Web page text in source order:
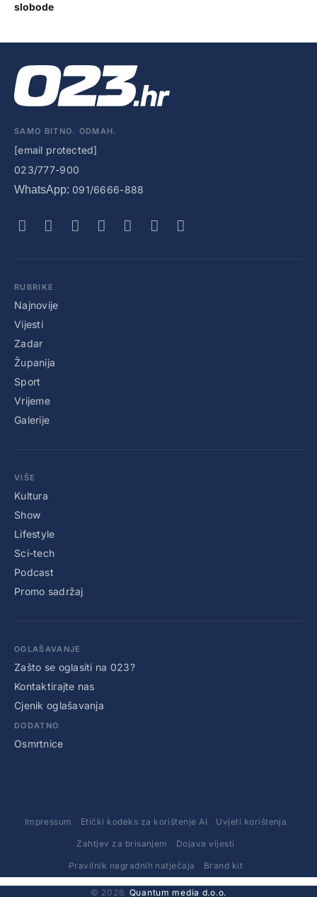
slobode
SAMO BITNO. ODMAH.
[email protected]
023/777-900
WhatsApp: 091/6666-888
RUBRIKE
Najnovije
Vijesti
Zadar
Županija
Sport
Vrijeme
Galerije
VIŠE
Kultura
Show
Lifestyle
Sci-tech
Podcast
Promo sadržaj
OGLAŠAVANJE
Zašto se oglasiti na 023?
Kontaktirajte nas
Cjenik oglašavanja
DODATNO
Osmrtnice
Impressum Etički kodeks za korištenje AI Uvjeti korištenja
Zahtjev za brisanjem Dojava vijesti
Pravilnik nagradnih natječaja Brand kit
© 2026. Quantum media d.o.o.